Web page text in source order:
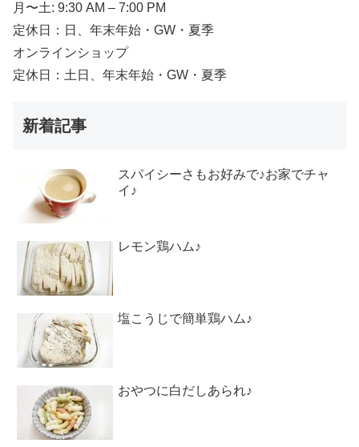
月〜土: 9:30 AM – 7:00 PM
定休日：日、年末年始・GW・夏季
オンラインショップ
定休日：土日、年末年始・GW・夏季
新着記事
スパイシーさもお好みで♪お家でチャ
イ♪
レモン鶏ハム♪
塩こうじで簡単鶏ハム♪
おやつに白だしあられ♪